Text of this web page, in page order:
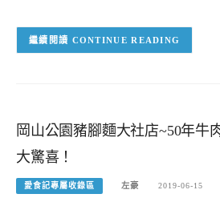
CONTINUE READING
岡山公園豬腳麵大社店~50年牛
大驚喜！
愛食記專屬收錄區 左豪 2019-06-15